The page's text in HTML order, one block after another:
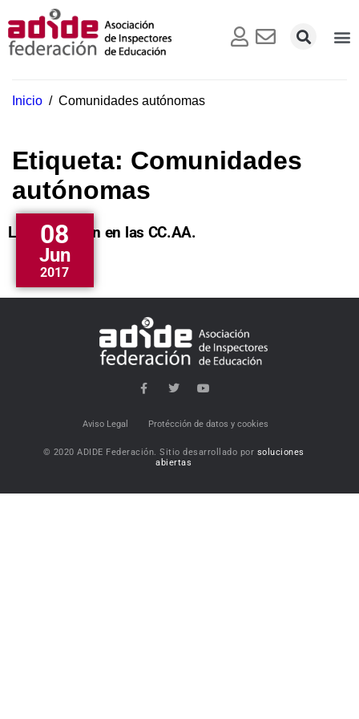
Inicio / Comunidades autónomas
Etiqueta: Comunidades
autónomas
08
Jun
2017
La Inspección en las CC.AA.
Aviso Legal Protécción de datos y cookies
© 2020 ADIDE Federación. Sitio desarrollado por soluciones
abiertas